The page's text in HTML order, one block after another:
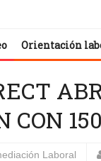
Orientación
CON
Laboral